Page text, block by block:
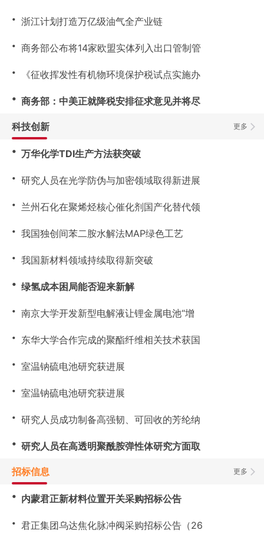
・ 浙江计划打造万亿级油气全产业链
・ 商务部公布将14家欧盟实体列入出口管制管
・ 《征收挥发性有机物环境保护税试点实施办
・ 商务部：中美正就降税安排征求意见并将尽
更多
科技创新
・ 万华化学TDI生产方法获突破
・ 研究人员在光学防伪与加密领域取得新进展
・ 兰州石化在聚烯烃核心催化剂国产化替代领
・ 我国独创间苯二胺水解法MAP绿色工艺
・ 我国新材料领域持续取得新突破
・ 绿氢成本困局能否迎来新解
・ 南京大学开发新型电解液让锂金属电池“增
・ 东华大学合作完成的聚酯纤维相关技术获国
・ 室温钠硫电池研究获进展
・ 室温钠硫电池研究获进展
・ 研究人员成功制备高强韧、可回收的芳纶纳
・ 研究人员在高透明聚酰胺弹性体研究方面取
更多
招标信息
・ 内蒙君正新材料位置开关采购招标公告
・ 君正集团乌达焦化脉冲阀采购招标公告（26